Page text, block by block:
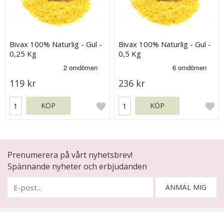
Bivax 100% Naturlig - Gul -
0,25 Kg
119 kr
KÖP
Bivax 100% Naturlig - Gul -
0,5 Kg
236 kr
KÖP
Prenumerera på vårt nyhetsbrev!
Spännande nyheter och erbjudanden
ANMÄL MIG